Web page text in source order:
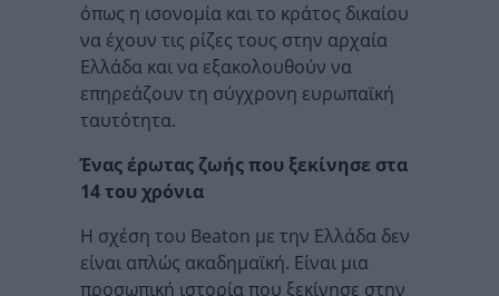
όπως η ισονομία και το κράτος δικαίου
να έχουν τις ρίζες τους στην αρχαία
Ελλάδα και να εξακολουθούν να
επηρεάζουν τη σύγχρονη ευρωπαϊκή
ταυτότητα.
Ένας έρωτας ζωής που ξεκίνησε στα
14 του χρόνια
Η σχέση του Beaton με την Ελλάδα δεν
είναι απλώς ακαδημαϊκή. Είναι μια
προσωπική ιστορία που ξεκίνησε στην